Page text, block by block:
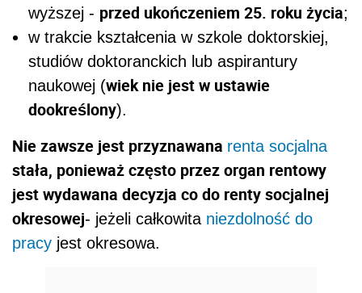
wyższej - przed ukończeniem 25. roku życia;
w trakcie kształcenia w szkole doktorskiej,
studiów doktoranckich lub aspirantury
naukowej (wiek nie jest w ustawie
dookreślony).
Nie zawsze jest przyznawana renta socjalna
stała, ponieważ często przez organ rentowy
jest wydawana decyzja co do renty socjalnej
okresowej- jeżeli całkowita niezdolność do
pracy jest okresowa.